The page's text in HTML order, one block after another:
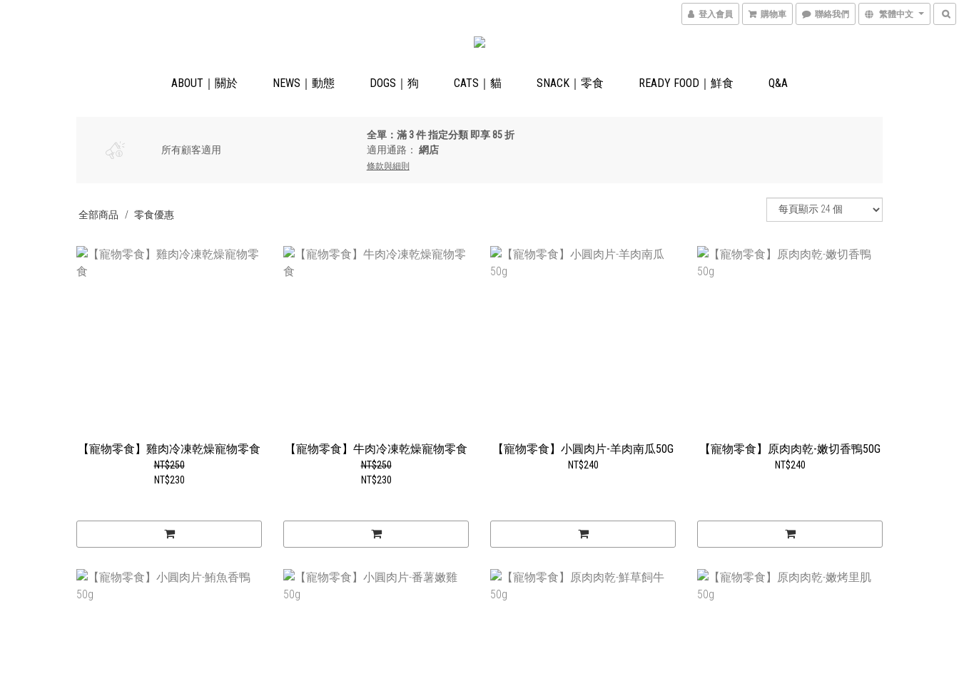
登入會員 購物車 聯絡我們 繁體中文
ABOUT｜關於 NEWS｜動態 DOGS｜狗 CATS｜貓 SNACK｜零食 READY FOOD｜鮮食 Q&A
所有顧客適用
全單：滿 3 件 指定分類 即享 85 折
適用通路： 網店
條款與細則
全部商品 零食優惠
【寵物零食】雞肉冷凍乾燥寵物零食
NT$250
NT$230
【寵物零食】牛肉冷凍乾燥寵物零食
NT$250
NT$230
【寵物零食】小圓肉片-羊肉南瓜50G
NT$240
【寵物零食】原肉肉乾-嫩切香鴨50G
NT$240